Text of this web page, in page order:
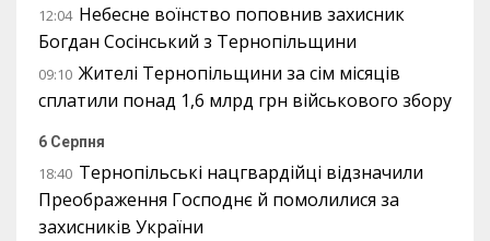
12:04 Небесне воїнство поповнив захисник
Богдан Сосінський з Тернопільщини
09:10 Жителі Тернопільщини за сім місяців
сплатили понад 1,6 млрд грн військового збору
6 Серпня
18:40 Тернопільські нацгвардійці відзначили
Преображення Господнє й помолилися за
захисників України